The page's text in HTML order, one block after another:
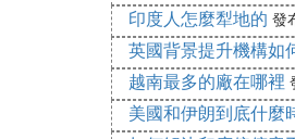
印度人怎麼犁地的 發
英國背景提升機構如
越南最多的廠在哪裡
美國和伊朗到底什麼